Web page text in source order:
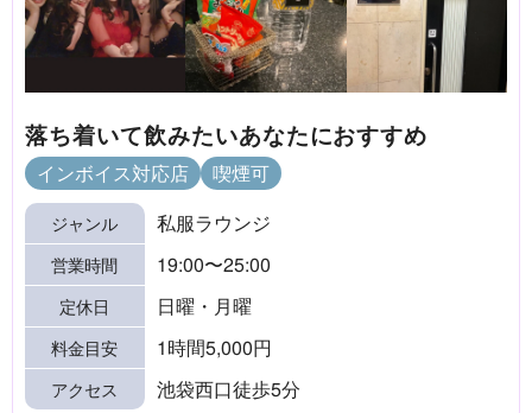
落ち着いて飲みたいあなたにおすすめ
インボイス対応店 喫煙可
ジャンル 私服ラウンジ
営業時間 19:00〜25:00
定休日 日曜・月曜
料金目安 1時間5,000円
アクセス 池袋西口徒歩5分